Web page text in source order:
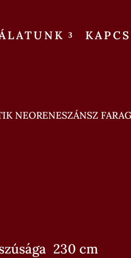
NEORENESZÁNSZ
230 cm